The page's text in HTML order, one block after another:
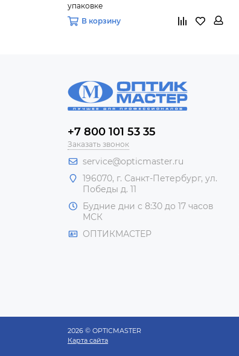
упаковке
В корзину
+7 800 101 53 35
Заказать звонок
service@opticmaster.ru
196070, г. Санкт-Петербург, ул.
Победы д. 11
Будние дни с 8:30 до 17 часов
МСК
ОПТИКМАСТЕР
2026 © OPTICMASTER
Карта сайта